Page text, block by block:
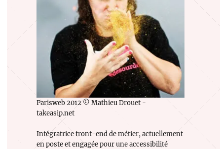
Parisweb 2012 © Mathieu Drouet -
takeasip.net
Intégratrice front-end de métier, actuellement
en poste et engagée pour une accessibilité